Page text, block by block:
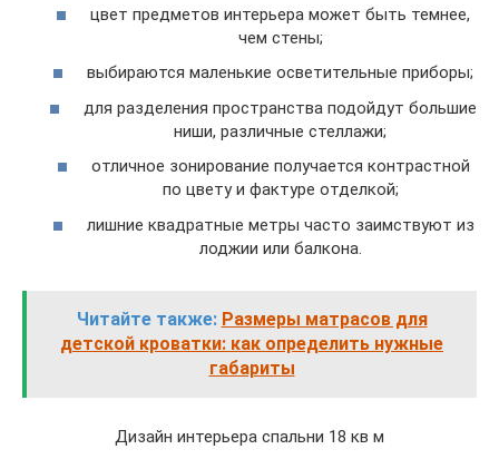
цвет предметов интерьера может быть темнее,
чем стены;
выбираются маленькие осветительные приборы;
для разделения пространства подойдут большие
ниши, различные стеллажи;
отличное зонирование получается контрастной
по цвету и фактуре отделкой;
лишние квадратные метры часто заимствуют из
лоджии или балкона.
Читайте также: Размеры матрасов для
детской кроватки: как определить нужные
габариты
Дизайн интерьера спальни 18 кв м